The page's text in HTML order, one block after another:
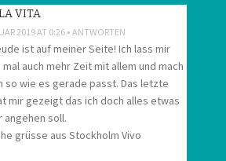
VITA
2019 AT 0:26 ANTWORTEN
ist auf meiner Seite! Ich lass mir
auch mehr Zeit mit allem und mach
so wie es gerade passt. Das letzte
mir gezeigt das ich doch alles etwas
angehen soll.
grüsse aus Stockholm Vivo